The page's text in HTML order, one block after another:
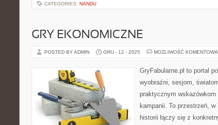
CATEGORIES: NANDU
GRY EKONOMICZNE
POSTED BY ADMIN GRU - 12 - 2025 MOŻLIWOŚĆ
GryFabularne.pl to portal
wyobraźni, sesjom,
praktycznym wskazówkom
kampanii. To przestrzeń,
historii łączy się z